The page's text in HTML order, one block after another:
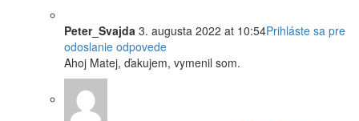
Peter_Svajda 3. augusta 2022 at 10:54Prihláste sa pre
odoslanie odpovede
Ahoj Matej, ďakujem, vymenil som.